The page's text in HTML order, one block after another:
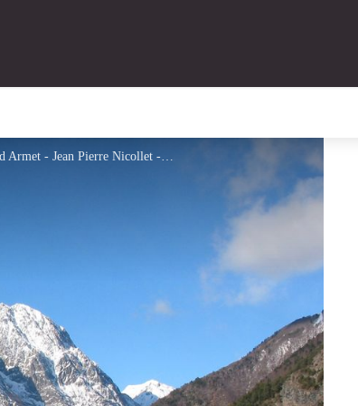
Village et plaine du Périer avec la chaîne du Grand Armet - Jean Pierre Nicollet - PNE